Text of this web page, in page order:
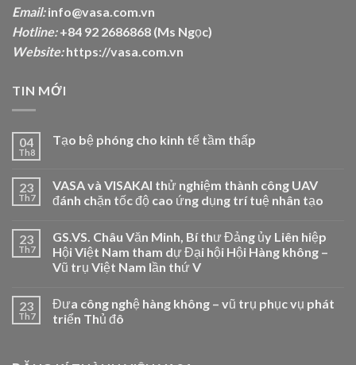
Email:info@vasa.com.vn
Hotline:+84 92 2686868 (Ms Ngọc)
Website: https://vasa.com.vn
TIN MỚI
04
Th8
Tạo bệ phóng cho kinh tế tầm thấp
23
Th7
VASA và VISAKAI thử nghiệm thành công UAV
đánh chặn tốc độ cao ứng dụng trí tuệ nhân tạo
23
Th7
GS.VS. Châu Văn Minh, Bí thư Đảng ủy Liên hiệp
Hội Việt Nam tham dự Đại hội Hội Hàng không –
Vũ trụ Việt Nam lần thứ V
23
Th7
Đưa công nghệ hàng không – vũ trụ phục vụ phát
triển Thủ đô